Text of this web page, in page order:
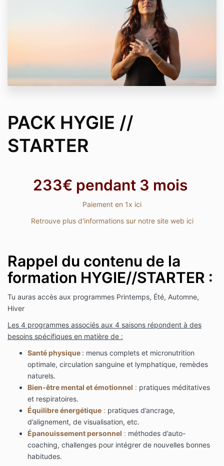
PACK HYGIE //
STARTER
233€ pendant 3 mois
Paiement en 1x ici
Retrouve plus d'informations sur notre site web ici
Rappel du contenu de la
formation HYGIE//STARTER :
Tu auras accès aux programmes Printemps, Été, Automne,
Hiver
Les 4 programmes associés aux 4 saisons répondent à des
besoins spécifiques en matière de :
Santé physique : menus complets et micronutrition
optimale, circulation sanguine et lymphatique, remèdes
naturels.
Bien-être mental et émotionnel : pratiques méditatives
et respiratoires.
Équilibre énergétique : pratiques d’ancrage,
d’alignement, de visualisation, etc.
Épanouissement personnel : méthodes d’auto-
coaching, challenges pour intégrer de nouvelles bonnes
habitudes.